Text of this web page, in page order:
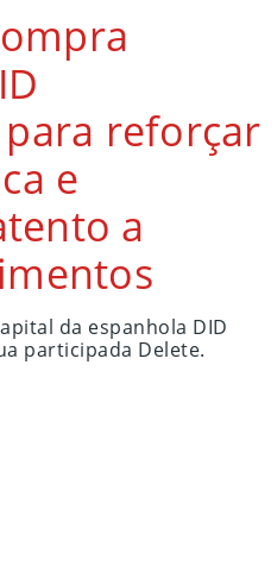
reforçar
e
a
da espanhola DID
participada Delete.